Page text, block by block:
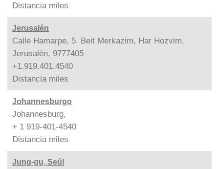
Distancia miles
Jerusalén
Calle Hamarpe, 5. Beit Merkazim, Har Hozvim,
Jerusalén, 9777405
+1.919.401.4540
Distancia miles
Johannesburgo
Johannesburg,
+ 1 919-401-4540
Distancia miles
Jung-gu, Seúl